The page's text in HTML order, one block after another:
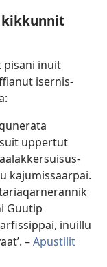
kikkunnit
pisani inuit
iser­nis­
up­per­tut
kajumis­saar­pai.
Guutip
inuil­lu
–Apustilit